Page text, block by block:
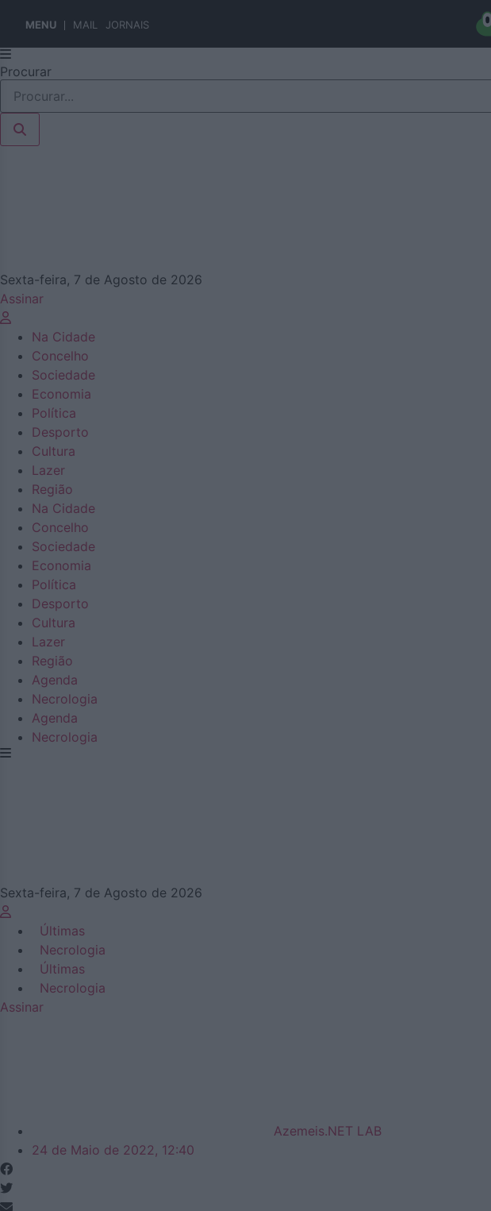
MENU MAIL JORNAIS
Pular
para
conteúdo
Procurar
Sexta-feira, 7 de Agosto de 2026
Assinar
Na Cidade
Concelho
Sociedade
Economia
Política
Desporto
Cultura
Lazer
Região
Na Cidade
Concelho
Sociedade
Economia
Política
Desporto
Cultura
Lazer
Região
Agenda
Necrologia
Agenda
Necrologia
Sexta-feira, 7 de Agosto de 2026
Últimas
Necrologia
Últimas
Necrologia
Assinar
Azemeis.NET LAB
24 de Maio de 2022, 12:40